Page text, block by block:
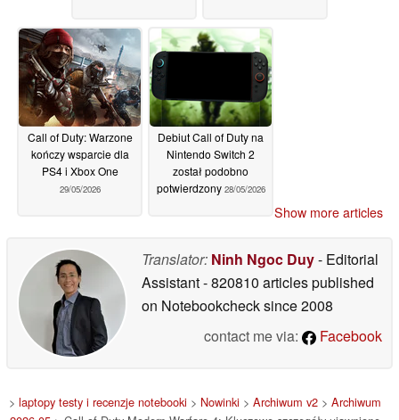
Call of Duty: Warzone
kończy wsparcie dla
PS4 i Xbox One
29/05/2026
Debiut Call of Duty na
Nintendo Switch 2
został podobno
potwierdzony 28/05/2026
Show more articles
Translator: Ninh Ngoc Duy- Editorial
Assistant- 820810 articles published
on Notebookchecksince 2008
contact me via:
Facebook
> laptopy testy i recenzje notebooki > Nowinki > Archiwum v2 > Archiwum